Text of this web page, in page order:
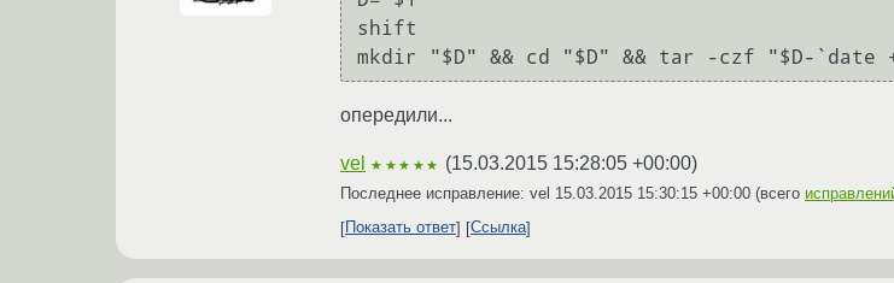
shift
опередили...
vel ★★★★★ (15.03.2015 15:28:05 +00:00)
Последнее исправление: vel 15.03.2015 15:30:15 +00:00 (всего
Показать ответ
Ссылка